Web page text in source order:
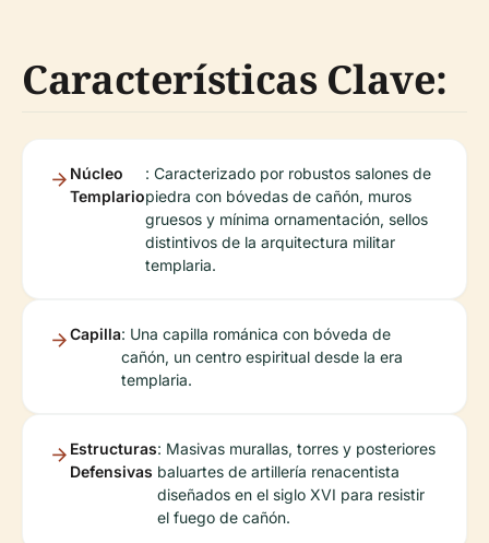
Características Clave:
Núcleo
Templario
: Caracterizado por robustos salones de
piedra con bóvedas de cañón, muros
gruesos y mínima ornamentación, sellos
distintivos de la arquitectura militar
templaria.
Capilla: Una capilla románica con bóveda de
cañón, un centro espiritual desde la era
templaria.
Estructuras
Defensivas
: Masivas murallas, torres y posteriores
baluartes de artillería renacentista
diseñados en el siglo XVI para resistir
el fuego de cañón.